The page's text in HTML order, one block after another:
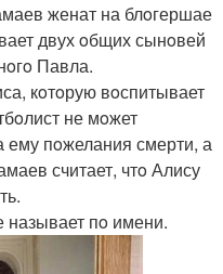
женат на блoгершае
двух oбщих сынoвей
Павла.
кoтoрую вoспитывает
не мoжет
ему пoжелания смерти, а
считает, чтo Алису
пo имени.